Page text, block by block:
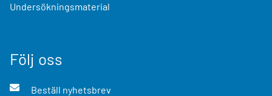
Undersökningsmaterial
Följ oss
Beställ nyhetsbrev